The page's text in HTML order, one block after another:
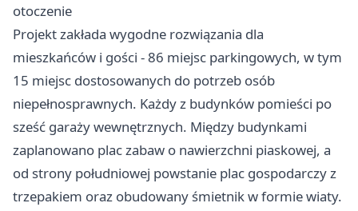
otoczenie
Projekt zakłada wygodne rozwiązania dla
mieszkańców i gości - 86 miejsc parkingowych, w tym
15 miejsc dostosowanych do potrzeb osób
niepełnosprawnych. Każdy z budynków pomieści po
sześć garaży wewnętrznych. Między budynkami
zaplanowano plac zabaw o nawierzchni piaskowej, a
od strony południowej powstanie plac gospodarczy z
trzepakiem oraz obudowany śmietnik w formie wiaty.